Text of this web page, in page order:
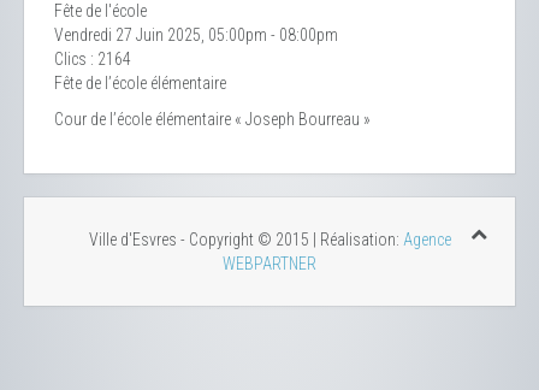
Fête de l'école
Vendredi 27 Juin 2025, 05:00pm - 08:00pm
Clics : 2164
Fête de l’école élémentaire
Cour de l’école élémentaire « Joseph Bourreau »
Ville d'Esvres - Copyright © 2015 | Réalisation: Agence
WEBPARTNER